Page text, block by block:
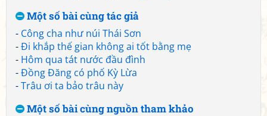
Một số bài cùng tác giả
- Công cha như núi Thái Sơn
-Đi khắp thế gian không ai tốt bằng mẹ
- Hôm qua tát nước đầu đình
-Đồng Đăng có phố Kỳ Lừa
-Trâu ơi ta bảo trâu này
Một số bài cùng nguồn tham khảo